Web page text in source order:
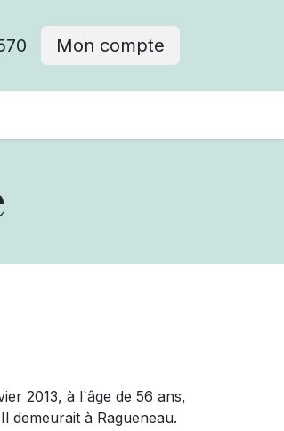
Mon compte
2013, à l`âge de 56 ans,
demeurait à Ragueneau.